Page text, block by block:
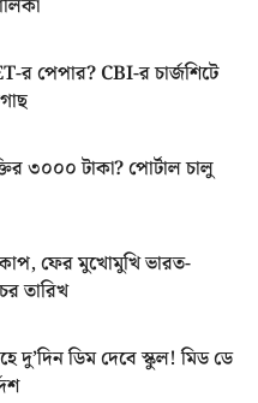
র পেপার? CBI-র চার্জশিটে
৩০০০ টাকা? পোর্টাল চালু
ফের মুখোমুখি ভারত-
তারিখ
দু’দিন ডিম দেবে স্কুল! মিড ডে